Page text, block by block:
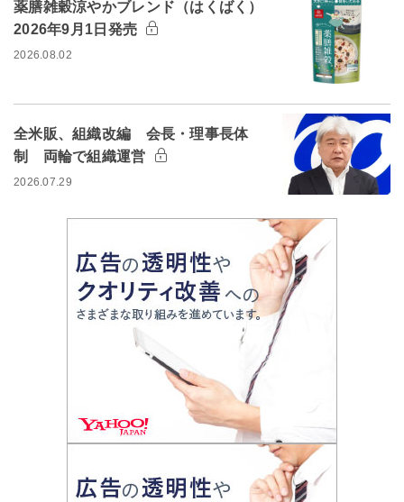
薬膳雑穀涼やかブレンド（はくばく）
2026年9月1日発売
2026.08.02
全米販、組織改編 会長・理事長体
制 両輪で組織運営
2026.07.29